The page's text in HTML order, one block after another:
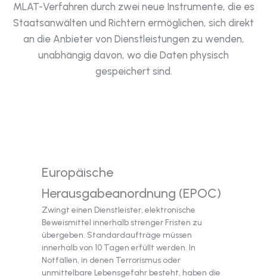
MLAT-Verfahren durch zwei neue Instrumente, die es
Staatsanwälten und Richtern ermöglichen, sich direkt
an die Anbieter von Dienstleistungen zu wenden,
unabhängig davon, wo die Daten physisch
gespeichert sind.
Europäische
Herausgabeanordnung (EPOC)
Zwingt einen Dienstleister, elektronische
Beweismittel innerhalb strenger Fristen zu
übergeben. Standardaufträge müssen
innerhalb von 10 Tagen erfüllt werden. In
Notfällen, in denen Terrorismus oder
unmittelbare Lebensgefahr besteht, haben die